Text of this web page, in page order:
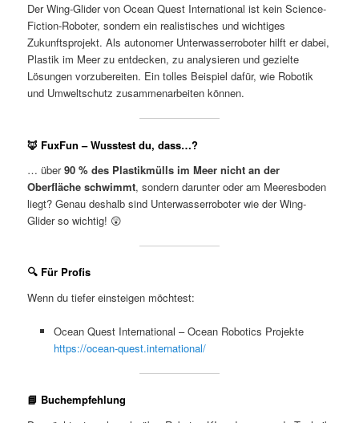
Der Wing-Glider von Ocean Quest International ist kein Science-
Fiction-Roboter, sondern ein realistisches und wichtiges
Zukunftsprojekt. Als autonomer Unterwasserroboter hilft er dabei,
Plastik im Meer zu entdecken, zu analysieren und gezielte
Lösungen vorzubereiten. Ein tolles Beispiel dafür, wie Robotik
und Umweltschutz zusammenarbeiten können.
🦊 FuxFun – Wusstest du, dass…?
… über90 % des Plastikmülls im Meer nicht an der
Oberfläche schwimmt, sondern darunter oder am Meeresboden
liegt? Genau deshalb sind Unterwasserroboter wie der Wing-
Glider so wichtig! 😲
🔍 Für Profis
Wenn du tiefer einsteigen möchtest:
Ocean Quest International – Ocean Robotics Projekte
https://ocean-quest.international/
📘 Buchempfehlung